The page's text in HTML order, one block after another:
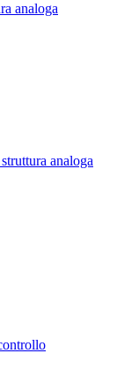
analoga
analoga